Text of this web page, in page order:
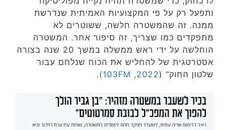
ותפעל רק על פי המקצועיות האמיתית שנדרשת
ממנה. זה שהמשטרה חלשה, ששוטרים לא
מתפקדים כמו שצריך, זה סיפור אחר. המשטרה
הוחלשה על ידי ראש ממשלה במשך 20 שנה בצורה
אסטרטגית של להחליש את הכוח שנלחם עבור
שלטון החוק" (103FM ,2022)
.